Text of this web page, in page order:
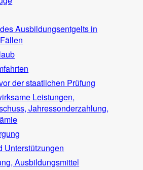
Ausbildungsentgelts in
der staatlichen Prüfung
Leistungen,
Jahressonderzahlung,
Unterstützungen
Ausbildungsmittel